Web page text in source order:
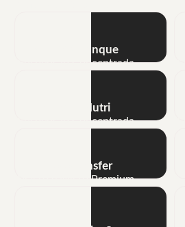
NHT® Arranque
Suspensão Concentrada
Métis® Nutri
Suspensão Concentrada
Phototransfer
Macro e Micro Premium